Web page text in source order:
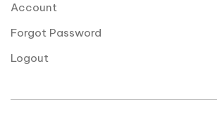
Account
Forgot Password
Logout